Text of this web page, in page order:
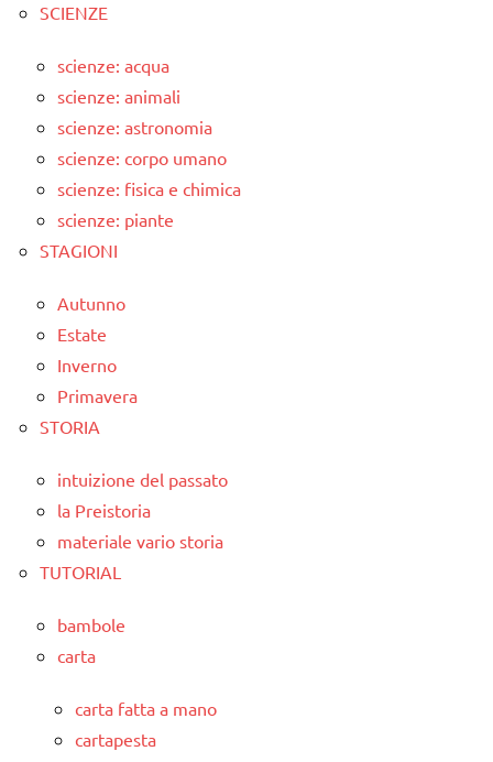
SCIENZE
scienze: acqua
scienze: animali
scienze: astronomia
scienze: corpo umano
scienze: fisica e chimica
scienze: piante
STAGIONI
Autunno
Estate
Inverno
Primavera
STORIA
intuizione del passato
la Preistoria
materiale vario storia
TUTORIAL
bambole
carta
carta fatta a mano
cartapesta